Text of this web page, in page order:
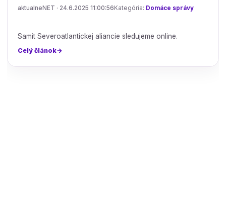
aktualneNET · 24.6.2025 11:00:56 Kategória: Domáce správy
Samit Severoatlantickej aliancie sledujeme online.
Celý článok